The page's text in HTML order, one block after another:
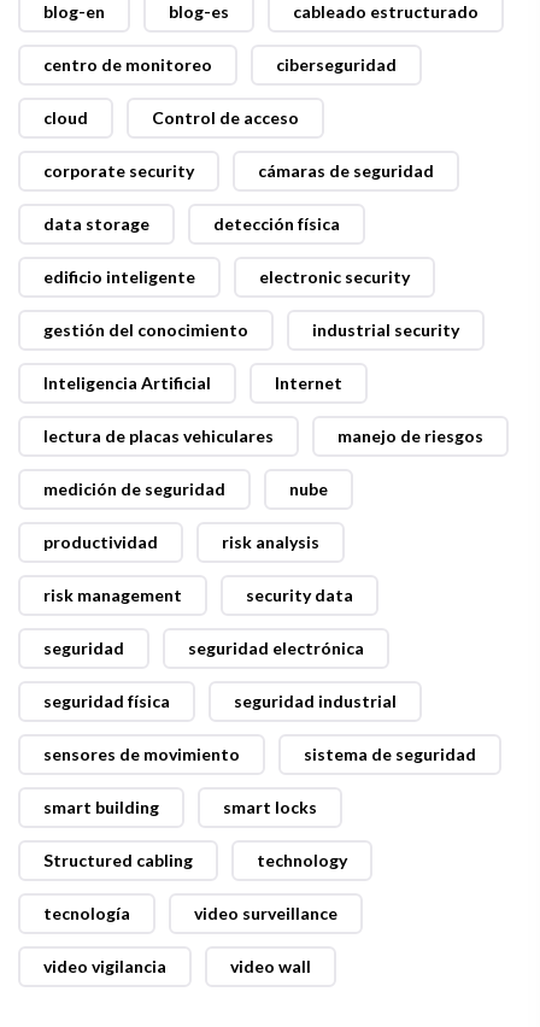
blog-en blog-es cableado estructurado
centro de monitoreo ciberseguridad
cloud Control de acceso
corporate security cámaras de seguridad
data storage detección física
edificio inteligente electronic security
gestión del conocimiento industrial security
Inteligencia Artificial Internet
lectura de placas vehiculares manejo de riesgos
medición de seguridad nube
productividad risk analysis
risk management security data
seguridad seguridad electrónica
seguridad física seguridad industrial
sensores de movimiento sistema de seguridad
smart building smart locks
Structured cabling technology
tecnología video surveillance
video vigilancia video wall